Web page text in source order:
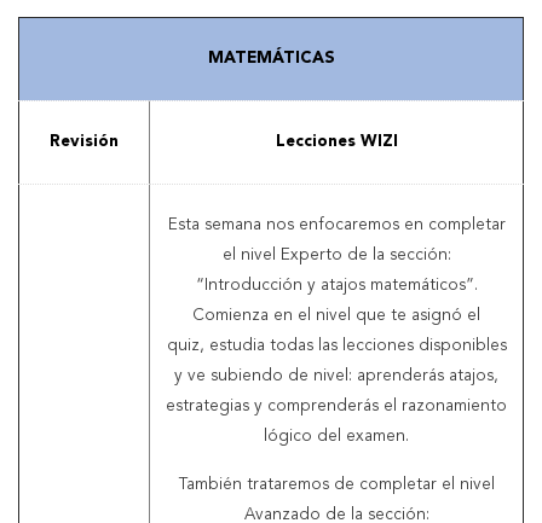
MATEMÁTICAS
Revisión Lecciones WIZI
Esta semana nos enfocaremos en completar
el nivel Experto de la sección:
“Introducción y atajos matemáticos”.
Comienza en el nivel que te asignó el
quiz, estudia todas las lecciones disponibles
y ve subiendo de nivel: aprenderás atajos,
estrategias y comprenderás el razonamiento
lógico del examen.
También trataremos de completar el nivel
Avanzado de la sección: